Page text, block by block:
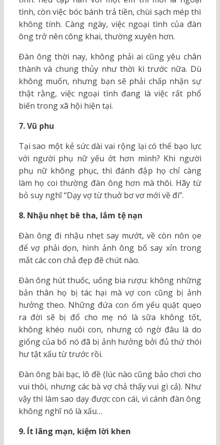
tình, còn việc bóc bánh trả tiền, chùi sạch mép thì
không tính. Càng ngày, việc ngoại tình của đàn
ông trở nên công khai, thường xuyên hơn.
Đàn ông thời nay, không phải ai cũng yêu chân
thành và chung thủy như thời kì trước nữa. Dù
không muốn, nhưng bạn sẽ phải chấp nhận sự
thật rằng, việc ngoại tình đang là việc rất phổ
biến trong xã hội hiện tại.
7. Vũ phu
Tại sao một kẻ sức dài vai rộng lại có thể bạo lực
với người phụ nữ yếu ớt hơn mình? Khi người
phụ nữ không phục, thì đánh đập họ chỉ càng
làm họ coi thường đàn ông hơn mà thôi. Hãy từ
bỏ suy nghĩ “Dạy vợ từ thuở bơ vơ mới về đi”.
8. Nhậu nhẹt bê tha, lắm tệ nạn
Đàn ông đi nhậu nhẹt say mướt, về còn nôn ọe
để vợ phải dọn, hình ảnh ông bố say xỉn trong
mắt các con chả đẹp đẽ chút nào.
Đàn ông hút thuốc, uống bia rượu: không những
bản thân họ bị tác hại mà vợ con cũng bị ảnh
hưởng theo. Những đứa con ốm yếu quặt quẹo
ra đời sẽ bị đổ cho mẹ nó là sữa không tốt,
không khéo nuôi con, nhưng có ngờ đâu là do
giống của bố nó đã bị ảnh hưởng bởi đủ thứ thói
hư tật xấu từ trước rồi.
Đàn ông bài bạc, lô đề (lúc nào cũng bảo chơi cho
vui thôi, nhưng các bà vợ chả thấy vui gì cả). Như
vậy thì làm sao dạy được con cái, vì cánh đàn ông
không nghĩ nó là xấu…
9. Ít lãng mạn, kiệm lời khen